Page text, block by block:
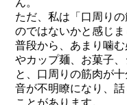
ただ、私は「口周り
のではないかと感じま
普段から、あまり噛
やカップ麺、お菓子
と、口周りの筋肉が
音が不明瞭になり、
ことがあります。